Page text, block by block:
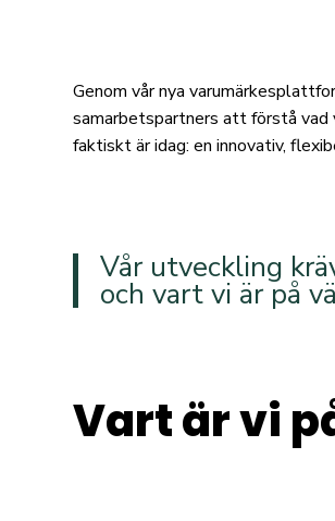
Genom vår nya
samarbetspartners att förstå vad
faktiskt är idag: en innovativ,
Vår utveckling
och vart vi är på
Vart är vi